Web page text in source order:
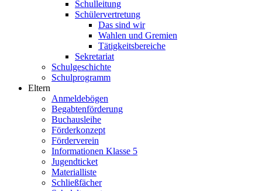
Schulleitung
Schülervertretung
Das sind wir
Wahlen und Gremien
Tätigkeitsbereiche
Sekretariat
Schulgeschichte
Schulprogramm
Eltern
Anmeldebögen
Begabtenförderung
Buchausleihe
Förderkonzept
Förderverein
Informationen Klasse 5
Jugendticket
Materialliste
Schließfächer